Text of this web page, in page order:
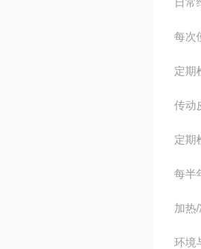
日
每次
定期
传动
定
每半
加热
环境